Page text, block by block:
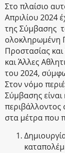
Στο πλαίσιο
Απριλίου 2024
της Σύμβασης
ολοκληρωμένη
Προστασίας
και Άλλες
του 2024,
Στον νόμο
Σύμβασης
περιβάλλοντος
στα μέτρα που